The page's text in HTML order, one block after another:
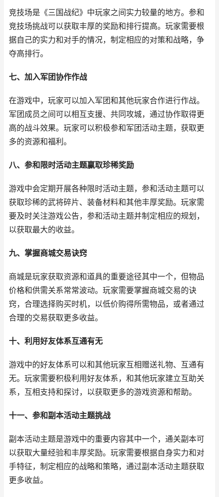
竞技场是《三国战纪》中玩家之间实力较量的地方。参和
竞技场挑战可以获取丰厚的奖励和排行提高。玩家需要根
据自己的实力和对手的情况，制定相应的对策和战略，争
夺高排行。
七、加入军团协作作战
在游戏中，玩家可以加入军团和其他玩家合作进行作战。
军团成员之间可以相互支援、共同攻城，通过协作取得更
高的战斗效果。玩家可以积极参和军团活动主题，获取更
多的资源和福利。
八、参和限时活动主题赢取珍稀奖励
游戏中会定期开展各种限时活动主题，参和活动主题可以
获取珍稀的武将碎片、装备材料和其他丰厚奖励。玩家需
要及时关注游戏公告，参和活动主题并制定相应的规划，
以获取最大的收益。
九、掌握商城交易诀窍
商城是玩家获取资源和道具的重要途径其中一个，但物品
价格和供需关系常常波动。玩家需要掌握商城交易的诀
窍，合理选择购买时机，以低价购得所需物品，或者通过
合理的交易获取更多收益。
十、利用好友体系互通有无
游戏中的好友体系可以和其他玩家互相赠送礼物、互通有
无。玩家需要积极利用好友体系，和其他玩家建立互助关
系，互相支持和探讨，以获取更多的游戏资源和帮助。
十一、参和副本活动主题挑战
副本活动主题是游戏中的重要内容其中一个，通关副本可
以获取大量经验和丰厚奖励。玩家需要根据自身实力和对
手特征，制定相应的战略和策略，通过副本活动主题获取
更多收益。